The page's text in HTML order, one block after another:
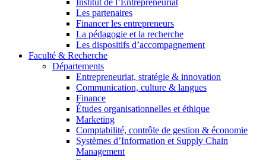
Institut de l’Entrepreneuriat
Les partenaires
Financer les entrepreneurs
La pédagogie et la recherche
Les dispositifs d’accompagnement
Faculté & Recherche
Départements
Entrepreneuriat, stratégie & innovation
Communication, culture & langues
Finance
Études organisationnelles et éthique
Marketing
Comptabilité, contrôle de gestion & économie
Systèmes d’Information et Supply Chain
Management